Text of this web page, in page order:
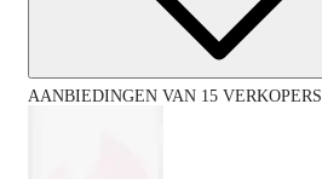
AANBIEDINGEN VAN 15 VERKOPERS